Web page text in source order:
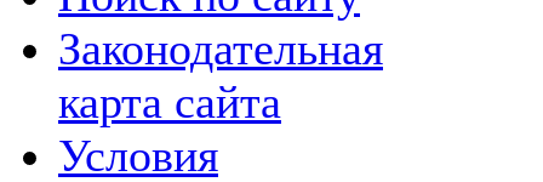
Законодательная
карта сайта
Условия